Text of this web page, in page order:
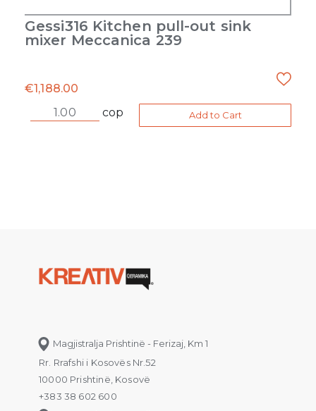
Gessi316 Kitchen pull-out sink
mixer Meccanica 239
€1,188.00
cop
Add to Cart
Magjistralja Prishtinë - Ferizaj, Km 1
Rr. Rrafshi i Kosovës Nr.52
10000 Prishtinë, Kosovë
+383 38 602 600